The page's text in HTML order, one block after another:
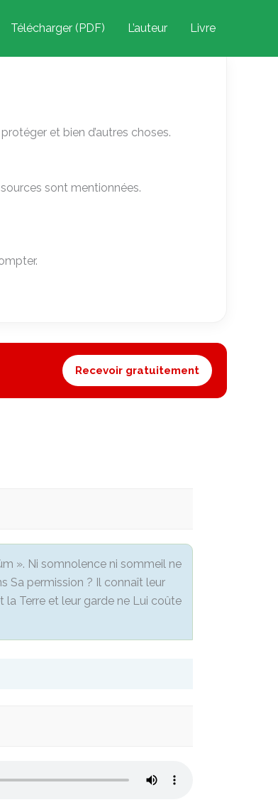
Télécharger (PDF) L’auteur Livre
et bien d’autres choses.
sont mentionnées.
Recevoir gratuitement
». Ni somnolence ni sommeil ne
Sa permission ? Il connaît leur
la Terre et leur garde ne Lui coûte